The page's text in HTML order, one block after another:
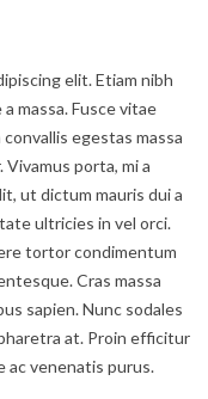
elit. Etiam nibh
massa. Fusce vitae
egestas massa
porta, mi a
ut dictum mauris dui a
ultricies in vel orci.
tortor condimentum
Cras massa
sapien. Nunc sodales
at. Proin efficitur
ac venenatis purus.